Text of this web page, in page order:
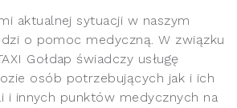
aktualnej sytuacji w naszym
o pomoc medyczną. W związku
Gołdap świadczy usługę
osób potrzebujących jak i ich
i innych punktów medycznych na